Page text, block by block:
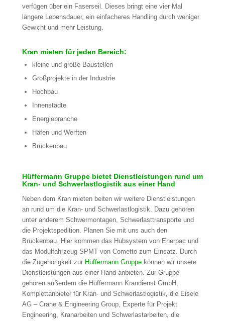
verfügen über ein Faserseil. Dieses bringt eine vier Mal
längere Lebensdauer, ein einfacheres Handling durch weniger
Gewicht und mehr Leistung.
Kran mieten für jeden Bereich:
kleine und große Baustellen
Großprojekte in der Industrie
Hochbau
Innenstädte
Energiebranche
Häfen und Werften
Brückenbau
Hüffermann Gruppe bietet Dienstleistungen rund um
Kran- und Schwerlastlogistik aus einer Hand
Neben dem Kran mieten beiten wir weitere Dienstleistungen
an rund um die Kran- und Schwerlastlogistik. Dazu gehören
unter anderem Schwermontagen, Schwerlasttransporte und
die Projektspedition. Planen Sie mit uns auch den
Brückenbau. Hier kommen das Hubsystem von Enerpac und
das Modulfahrzeug SPMT von Cometto zum Einsatz. Durch
die Zugehörigkeit zur Hüffermann Gruppekönnen wir unsere
Dienstleistungen aus einer Hand anbieten. Zur Gruppe
gehören außerdem die Hüffermann Krandienst GmbH,
Komplettanbieter für Kran- und Schwerlastlogistik, die Eisele
AG – Crane & Engineering Group, Experte für Projekt
Engineering, Kranarbeiten und Schwerlastarbeiten, die